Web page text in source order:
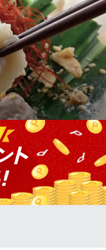
ブルに楽しめるのが
鍋はぜひ味わってい
ご注文可能なので、ぜ
美味しさを磨き続けて
付いているので、最後
能いただけます。野菜